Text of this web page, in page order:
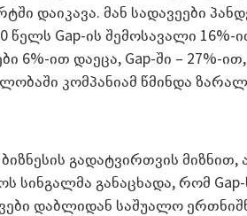
დაიკავა. მან სადავეები
Gap-ის შემოსავალი 16%-
6%-ით დაეცა, Gap-ში – 27%-
კომპანიამ წმინდა
გადატვირთვის მიზნით,
სინგალმა განაცხადა, რომ
დაბლიდან საშუალო